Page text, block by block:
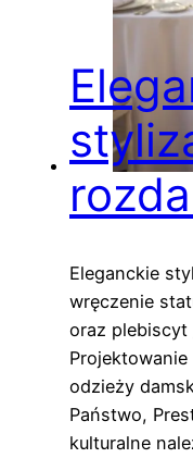
Eleganckie
wręczenie
oraz plebiscyt
odzieży
Państwo,
kulturalne